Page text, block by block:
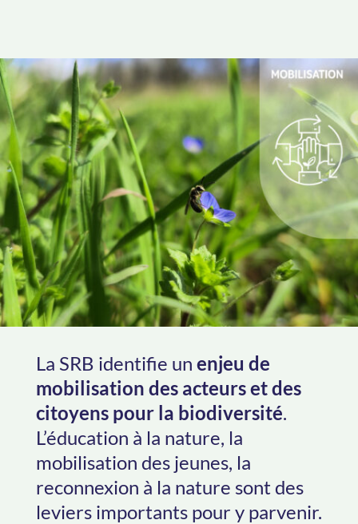
La SRB identifie un enjeu de
mobilisation des acteurs et des
citoyens pour la biodiversité.
L’éducation à la nature, la
mobilisation des jeunes, la
reconnexion à la nature sont des
leviers importants pour y parvenir.